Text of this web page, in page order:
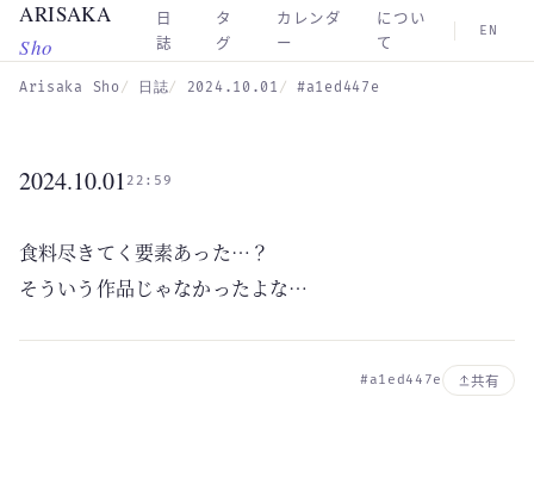
Skip to main content
ARISAKA
Sho
日
誌
タ
グ
カレンダ
ー
につい
て
EN
Arisaka Sho 日誌 2024.10.01 #a1ed447e
2024.10.01 22:59
食料尽きてく要素あった…？
そういう作品じゃなかったよな…
#a1ed447e 共有